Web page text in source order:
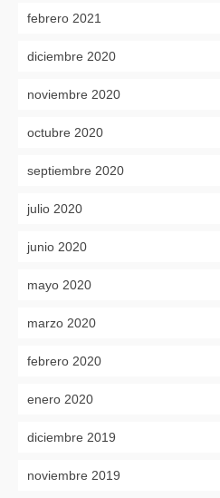
febrero 2021
diciembre 2020
noviembre 2020
octubre 2020
septiembre 2020
julio 2020
junio 2020
mayo 2020
marzo 2020
febrero 2020
enero 2020
diciembre 2019
noviembre 2019